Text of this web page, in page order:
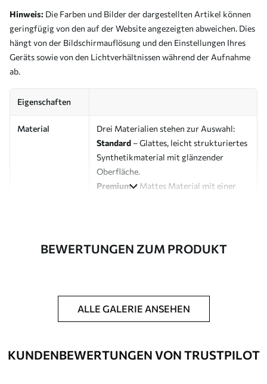
Hinweis: Die Farben und Bilder der dargestellten Artikel können
geringfügig von den auf der Website angezeigten abweichen. Dies
hängt von der Bildschirmauflösung und den Einstellungen Ihres
Geräts sowie von den Lichtverhältnissen während der Aufnahme
ab.
Eigenschaften
Material
Drei Materialien stehen zur Auswahl:
Standard – Glattes, leicht strukturiertes
Synthetikmaterial mit glänzender
Oberfläche.
Premium– Mattes Material mit einer
aus 100 % Baumwolle.
Artikelnummer s45994
Zusätzliche
Möglichkeit, einen Schutzlack
Bildes zu erhöhen.
BEWERTUNGEN ZUM PRODUKT
ALLE GALERIE ANSEHEN
KUNDENBEWERTUNGEN VON TRUSTPILOT